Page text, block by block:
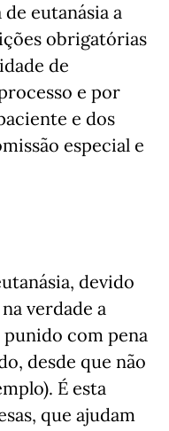
eutanásia a
obrigatórias
de
e por
e dos
especial e
devido
verdade a
com pena
desde que não
É esta
que ajudam